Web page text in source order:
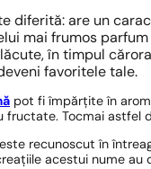
diferită: are un
mai frumos
în timpul
favoritele tale.
pot fi împărțite în
fructate. Tocmai astfel
este recunoscut în
acestui nume au